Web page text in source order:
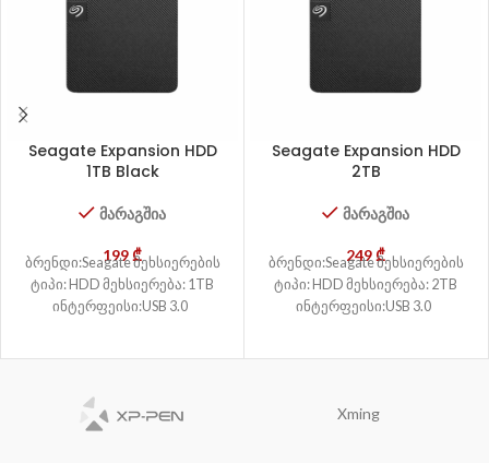
Seagate Expansion HDD
1TB Black
მარაგშია
199₾
ბრენდი:Seagate მეხსიერების
ტიპი: HDD მეხსიერება: 1TB
ინტერფეისი:USB 3.0
Seagate Expansion HDD
2TB
მარაგშია
249₾
ბრენდი:Seagate მეხსიერების
ტიპი: HDD მეხსიერება: 2TB
ინტერფეისი:USB 3.0
Xming